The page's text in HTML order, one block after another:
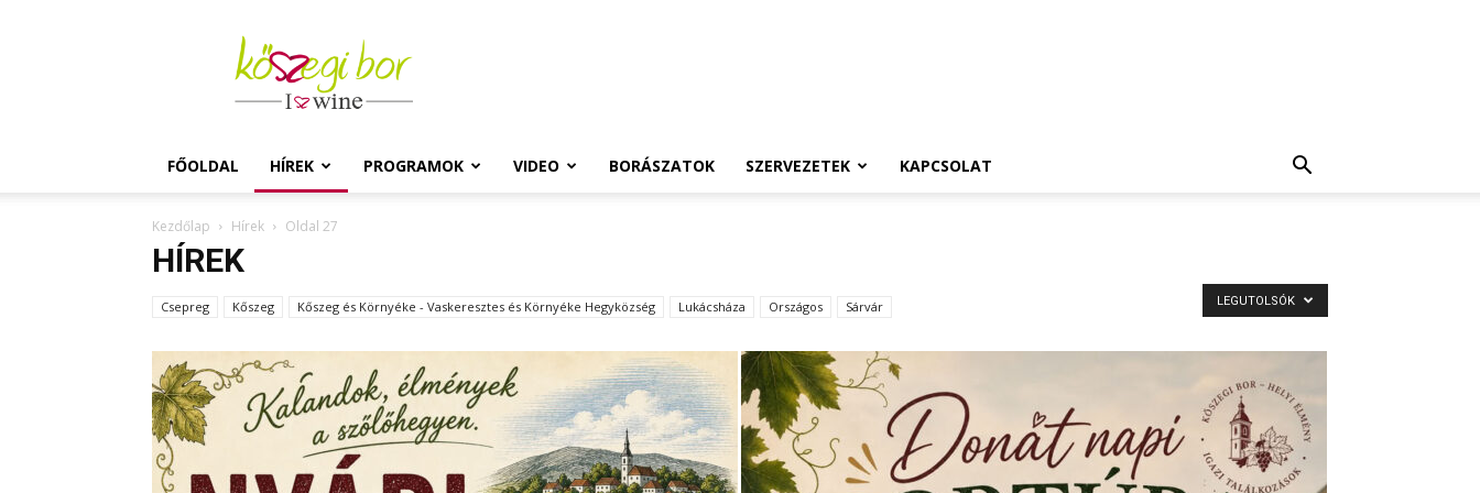
Kőszegi
FŐOLDAL HÍREK PROGRAMOK VIDEO BORÁSZATOK SZERVEZETEK KAPCSOLAT
Kezdőlap Hírek Oldal 27
HÍREK
Csepreg Kőszeg Kőszeg és Környéke - Vaskeresztes és Környéke Hegyközség Lukácsháza Országos Sárvár LEGUTOLSÓK